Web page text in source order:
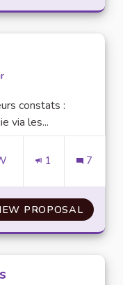
constats :
via les...
1 7
PROPOSAL